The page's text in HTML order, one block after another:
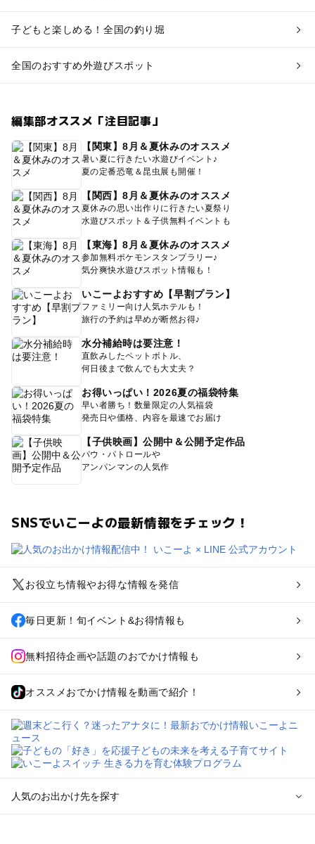
子どもと楽しめる！全国の釣り堀
全国のおすすめ外遊びスポット
編集部オススメ「注目記事」
【関東】8月＆夏休みのオススメ
暑い夏に行きたい水遊びイベント♪
夏の定番恐竜＆昆虫展も開催！
【関西】8月＆夏休みのオススメ
夏休みの思い出作りに行きたい夏祭り
水遊びスポット＆子供無料イベントも
【東海】8月＆夏休みのオススメ
参加無料ポケモンスタンプラリー♪
気分爽快水遊びスポット情報も！
いこーよおすすめ【早割プラン】
ファミリー向け人気ホテルも！
旅行の予約は早めが断然お得♪
水分補給時は要注意！
直飲みしたペットボトル、
何日後まで飲んでも大丈夫？
お得いっぱい！2026夏の福袋特集
早い者勝ち！数量限定の人気福袋
発売日や価格、内容を最速でお届け
【子供映画】公開中＆公開予定作品
パウ・パトロールや
アンパンマンの人気作
SNSでいこーよの最新情報をチェック！
お役立ち情報やお得な情報を発信
毎日更新！旬イベント&お得情報も
無料招待企画や話題のおでかけ情報も
オススメおでかけ情報を動画で紹介！
人気のお出かけ先を探す